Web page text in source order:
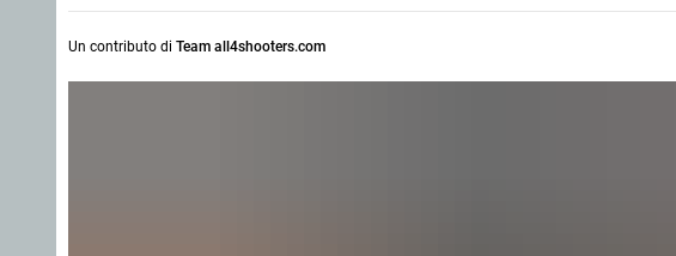
Un contributo di Team all4shooters.com